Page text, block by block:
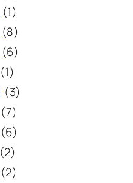
(1)
(8)
(6)
(1)
(3)
(7)
(6)
(2)
(2)